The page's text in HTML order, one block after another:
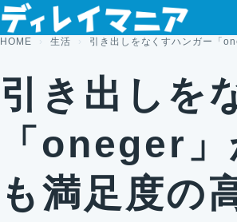
コンテンツへスキップ
HOME 生活 引き出しをなくすハンガー「
引き出しを
「oneger
も満足度の